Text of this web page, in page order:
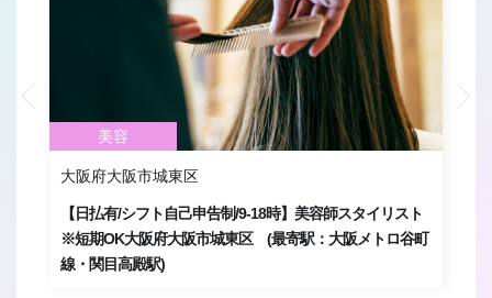
美容
大阪府大阪市城東区
【日払有/シフト自己申告制/9-18時】美容師スタイリスト
※短期OK大阪府大阪市城東区 (最寄駅：大阪メトロ谷町
線・関目高殿駅)